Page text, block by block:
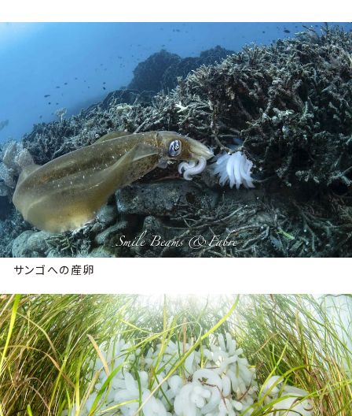
サンゴへの産卵